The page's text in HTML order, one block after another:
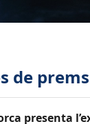
de
presenta